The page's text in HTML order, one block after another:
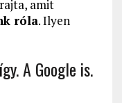
amit
róla. Ilyen
A Google is.